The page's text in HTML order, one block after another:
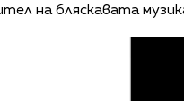
на бляскавата